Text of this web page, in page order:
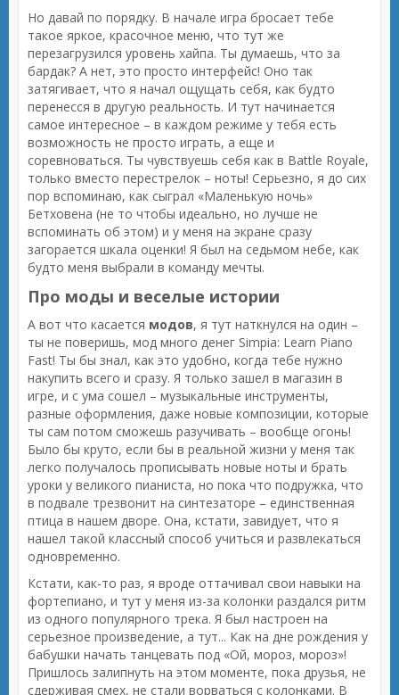
Но давай по порядку. В начале игра бросает тебе
такое яркое, красочное меню, что тут же
перезагрузился уровень хайпа. Ты думаешь, что за
бардак? А нет, это просто интерфейс! Оно так
затягивает, что я начал ощущать себя, как будто
перенесся в другую реальность. И тут начинается
самое интересное – в каждом режиме у тебя есть
возможность не просто играть, а еще и
соревноваться. Ты чувствуешь себя как в Battle Royale,
только вместо перестрелок – ноты! Серьезно, я до сих
пор вспоминаю, как сыграл «Маленькую ночь»
Бетховена (не то чтобы идеально, но лучше не
вспоминать об этом) и у меня на экране сразу
загорается шкала оценки! Я был на седьмом небе, как
будто меня выбрали в команду мечты.
Про моды и веселые истории
А вот что касается модов, я тут наткнулся на один –
ты не поверишь, мод много денег Simpia: Learn Piano
Fast! Ты бы знал, как это удобно, когда тебе нужно
накупить всего и сразу. Я только зашел в магазин в
игре, и с ума сошел – музыкальные инструменты,
разные оформления, даже новые композиции, которые
ты сам потом сможешь разучивать – вообще огонь!
Было бы круто, если бы в реальной жизни у меня так
легко получалось прописывать новые ноты и брать
уроки у великого пианиста, но пока что подружка, что
в подвале трезвонит на синтезаторе – единственная
птица в нашем дворе. Она, кстати, завидует, что я
нашел такой классный способ учиться и развлекаться
одновременно.
Кстати, как-то раз, я вроде оттачивал свои навыки на
фортепиано, и тут у меня из-за колонки раздался ритм
из одного популярного трека. Я был настроен на
серьезное произведение, а тут... Как на дне рождения у
бабушки начать танцевать под «Ой, мороз, мороз»!
Пришлось залипнуть на этом моменте, пока друзья, не
сдерживая смех, не стали ворваться с колонками. В